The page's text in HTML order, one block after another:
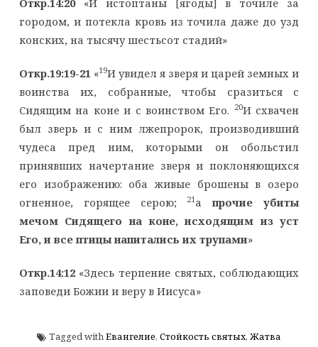
городом, и потекла кровь из точила даже до узд
конских, на тысячу шестьсот стадий»
Откр.19:19-21 «19И увидел я зверя и царей земных и
воинства их, собранные, чтобы сразиться с
Сидящим на коне и с воинством Его. 20И схвачен
был зверь и с ним лжепророк, производивший
чудеса пред ним, которыми он обольстил
принявших начертание зверя и поклоняющихся
его изображению: оба живые брошены в озеро
огненное, горящее серою;
21апрочие убиты
мечом Сидящего на коне, исходящим из уст
Его, и все птицы напитались их трупами»
Откр.14:12«Здесь терпение святых, соблюдающих
заповеди Божии и веру в Иисуса»
Tagged withЕвангелие, Стойкость святых, Жатва